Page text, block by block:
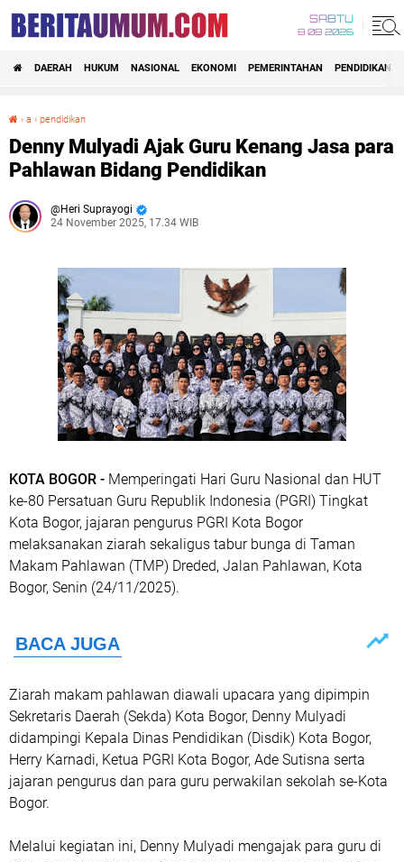
SABTU
8 08 2026
DAERAH HUKUM NASIONAL EKONOMI PEMERINTAHAN PENDIDIKAN
› a › pendidikan
Denny Mulyadi Ajak Guru Kenang Jasa para
Pahlawan Bidang Pendidikan
Heri Suprayogi
24 November 2025, 17.34 WIB
KOTA BOGOR - Memperingati Hari Guru Nasional dan HUT
ke-80 Persatuan Guru Republik Indonesia (PGRI) Tingkat
Kota Bogor, jajaran pengurus PGRI Kota Bogor
melaksanakan ziarah sekaligus tabur bunga di Taman
Makam Pahlawan (TMP) Dreded, Jalan Pahlawan, Kota
Bogor, Senin (24/11/2025).
Ziarah makam pahlawan diawali upacara yang dipimpin
Sekretaris Daerah (Sekda) Kota Bogor, Denny Mulyadi
didampingi Kepala Dinas Pendidikan (Disdik) Kota Bogor,
Herry Karnadi, Ketua PGRI Kota Bogor, Ade Sutisna serta
jajaran pengurus dan para guru perwakilan sekolah se-Kota
Bogor.
Melalui kegiatan ini, Denny Mulyadi mengajak para guru di